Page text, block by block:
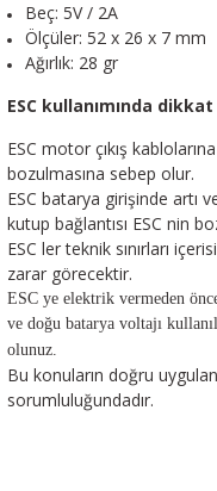
Beç: 5V / 2A
Ölçüler: 52 x 26 x 7 mm
Ağırlık: 28 gr
ESC kullanımında
ESC motor çıkış
bozulmasına sebep olur.
ESC batarya girişinde artı
kutup bağlantısı ESC nin
ESC ler teknik sınırları
zarar görecektir.
ESC ye elektrik vermeden
ve doğu batarya voltajı
olunuz.
Bu konuların doğru
sorumluluğundadır.